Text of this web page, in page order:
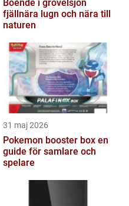
Boende i grövelsjön
fjällnära lugn och nära till
naturen
31 maj 2026
Pokemon booster box en
guide för samlare och
spelare